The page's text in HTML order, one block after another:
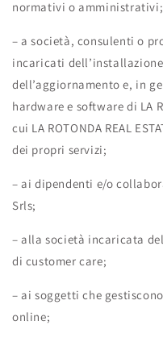
normativi o amministrativi;
– a società, consulenti o
incaricati
dell’aggiornamento e, in
hardware e software di LA
cui LA ROTONDA REAL
dei propri servizi;
– ai dipendenti e/o
Srls;
– alla società incaricata
di customer care;
– ai soggetti che
online;